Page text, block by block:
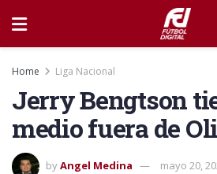
Home Liga Nacional
Jerry Bengtson
medio fuera de
byAngel Medina mayo 20,